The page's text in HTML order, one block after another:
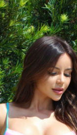
CONJUNTOS
CORPETES,
SUTIÃS